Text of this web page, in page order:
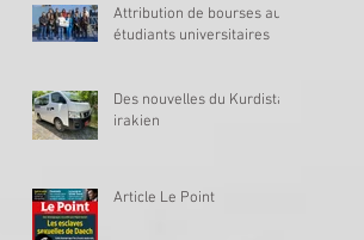
Attribution de bourses aux
étudiants universitaires
Des nouvelles du Kurdistan
irakien
Article Le Point